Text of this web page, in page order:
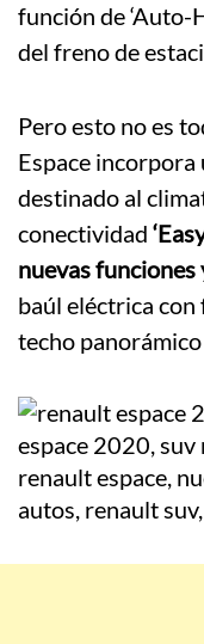
función de ‘Auto-
del freno de
Pero esto no es
Espace
destinado al
conectividad
nuevas
baúl eléctrica
techo panorámico